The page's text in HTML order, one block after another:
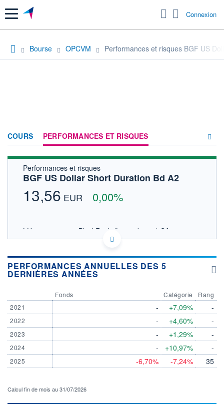
Menu Connexion
Bourse OPCVM Performances et risques BGF US
COURS PERFORMANCES ET RISQUES
Performances et risques
BGF US Dollar Short Duration Bd A2
13,56 EUR 0,00%
LU2812466584 - BlackRock (Luxembourg) SA
OPCVM DERNIER COURS CONNU AU 06/08/2026
03/12 08/04
CATÉGORIE MORNINGSTAR
Obligations USD
Diversifiées Court Terme
TARIFS PRIVILÉGIÉS
PERFORMANCES ANNUELLES DES 5
DERNIÈRES ANNÉES
2021
2022
2023
2024
2025
Fonds
-
-
-
-
-6,70%
Catégorie
+7,09%
+4,60%
+1,29%
+10,97%
-7,24%
Rang
-
-
-
-
35
Calcul fin de mois au 31/07/2026